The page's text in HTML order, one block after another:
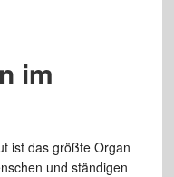
im
ist das größte Organ
und ständigen